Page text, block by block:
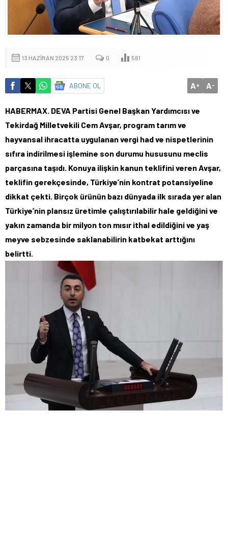
13 HAZIRAN 2025 23:17 0 581
ABONE OL A+ A-
HABERMAX. DEVA Partisi Genel Başkan Yardımcısı ve
Tekirdağ Milletvekili Cem Avşar, program tarım ve
hayvansal ihracatta uygulanan vergi had ve nispetlerinin
sıfıra indirilmesi işlemine son durumu hususunu meclis
parçasına taşıdı. Konuya ilişkin kanun teklifini veren Avşar,
teklifin gerekçesinde, Türkiye’nin kontrat potansiyeline
dikkat çekti. Birçok ürünün bazı dünyada ilk sırada yer alan
Türkiye’nin plansız üretimle çalıştırılabilir hale geldiğini ve
yakın zamanda bir milyon ton mısır ithal edildiğini ve yaş
meyve sebzesinde saklanabilirin katbekat arttığını
belirtti.